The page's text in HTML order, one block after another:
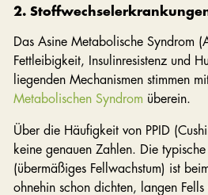
2.
Das Asine Metabolische Syndrom
Fettleibigkeit, Insulinresistenz und
liegenden Mechanismen stimmen
Metabolischen Syndrom überein.
Über die Häufigkeit von PPID
keine genauen Zahlen. Die
(übermäßiges Fellwachstum) ist
ohnehin schon dichten, langen